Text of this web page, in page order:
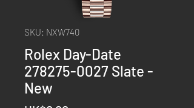
SKU: NXW740
Rolex Day-Date
278275-0027 Slate -
New